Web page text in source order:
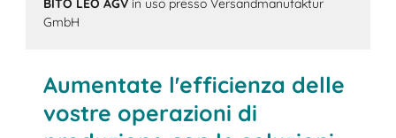
BITO LEO AGV in uso presso Versandmanufaktur
GmbH
Aumentate l'efficienza delle
vostre operazioni di